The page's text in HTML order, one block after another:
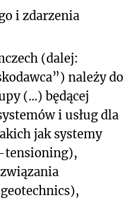
i zdarzenia
(dalej:
należy do
(...) będącej
i usług dla
jak systemy
tensioning),